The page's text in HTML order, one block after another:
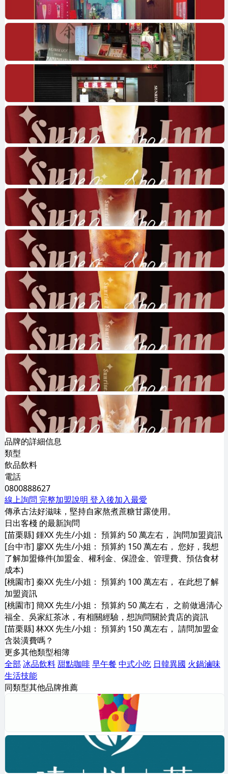
品牌的詳細信息
類型
飲品飲料
電話
0800888627
線上詢問 完整加盟說明 登入後加入最愛
傳承古法好滋味，堅持自家熬煮蔗糖甘露使用。
日出客棧 的最新詢問
[苗栗縣] 鍾XX 先生/小姐： 預算約 50 萬左右， 詢問加盟資訊
[台中市] 廖XX 先生/小姐： 預算約 150 萬左右， 您好，我想
了解加盟條件(加盟金、權利金、保證金、管理費、預估食材
成本)
[桃園市] 秦XX 先生/小姐： 預算約 100 萬左右， 在此想了解
加盟資訊
[桃園市] 簡XX 先生/小姐： 預算約 50 萬左右， 之前做過清心
福全、吳家紅茶冰，有相關經驗，想詢問關於貴店的資訊
[苗栗縣] 林XX 先生/小姐： 預算約 150 萬左右， 請問加盟金
含裝潢費嗎？
更多其他類型相簿
全部 冰品飲料甜點咖啡早午餐 中式小吃 日韓異國 火鍋滷味
生活技能
同類型其他品牌推薦